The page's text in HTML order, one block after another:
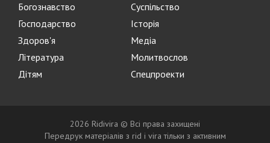
Богознавство
Суспільство
Господарство
Історія
Здоров'я
Медіа
Література
Молитвослов
Дітям
Спецпроекти
2026 Ridivira © Всі права захищені
Передрук матеріалів з rid i vira тільки з активним